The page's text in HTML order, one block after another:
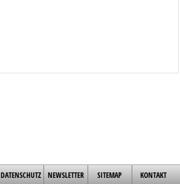
DATENSCHUTZ NEWSLETTER SITEMAP KONTAKT